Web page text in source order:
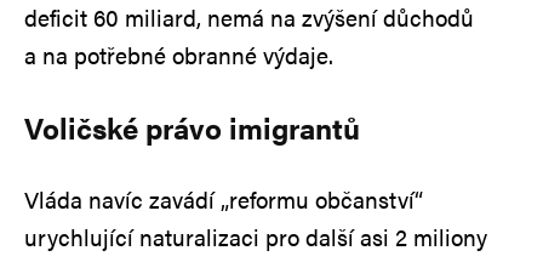
deficit 60 miliard, nemá na zvýšení důchodů
a na potřebné obranné výdaje.
Voličské právo imigrantů
Vláda navíc zavádí „reformu občanství“
urychlující naturalizaci pro další asi 2 miliony